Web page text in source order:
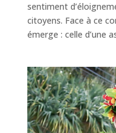
sentiment
citoyens. Face à ce
émerge : celle d’une